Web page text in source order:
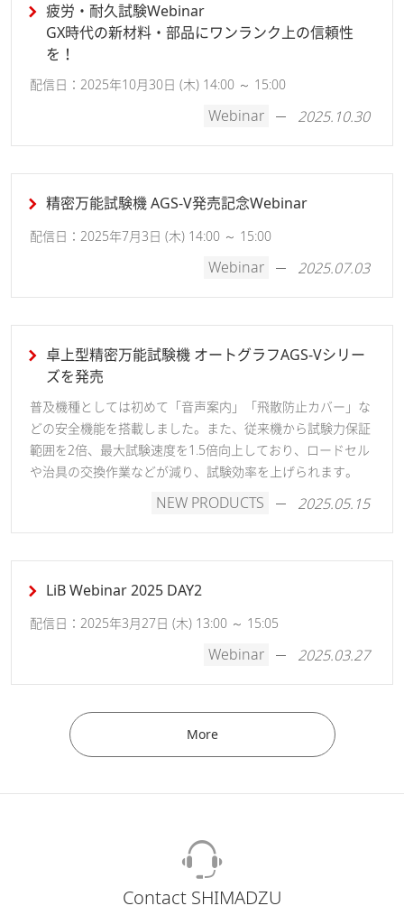
疲労・耐久試験Webinar
GX時代の新材料・部品にワンランク上の信頼性
を！
配信日：2025年10月30日 (木) 14:00 ～ 15:00
Webinar 2025.10.30
精密万能試験機 AGS-V発売記念Webinar
配信日：2025年7月3日 (木) 14:00 ～ 15:00
Webinar 2025.07.03
卓上型精密万能試験機 オートグラフAGS-Vシリー
ズを発売
普及機種としては初めて「音声案内」「飛散防止カバー」な
どの安全機能を搭載しました。また、従来機から試験力保証
範囲を2倍、最大試験速度を1.5倍向上しており、ロードセル
や治具の交換作業などが減り、試験効率を上げられます。
NEW PRODUCTS 2025.05.15
LiB Webinar 2025 DAY2
配信日：2025年3月27日 (木) 13:00 ～ 15:05
Webinar 2025.03.27
More
Contact SHIMADZU